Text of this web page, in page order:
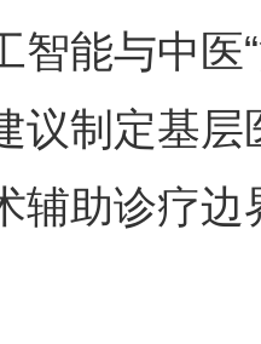
智能与中医
议制定基
辅助诊疗